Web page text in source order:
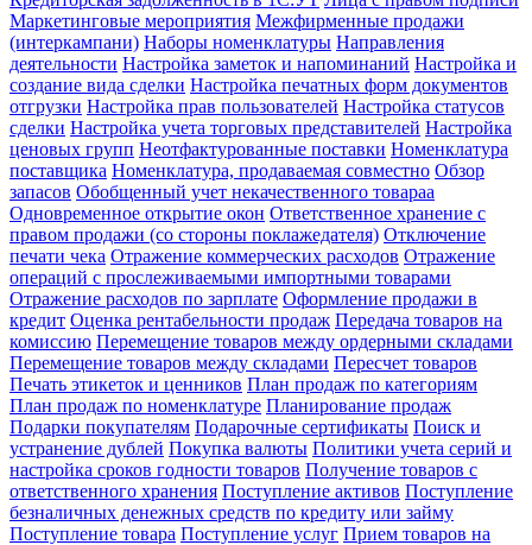
Маркетинговые мероприятия Межфирменные продажи
(интеркампани) Наборы номенклатуры Направления
деятельности Настройка заметок и напоминаний Настройка и
создание вида сделки Настройка печатных форм документов
отгрузки Настройка прав пользователей Настройка статусов
сделки Настройка учета торговых представителей Настройка
ценовых групп Неотфактурованные поставки Номенклатура
поставщика Номенклатура, продаваемая совместно Обзор
запасов Обобщенный учет некачественного товараа
Одновременное открытие окон Ответственное хранение с
правом продажи (со стороны поклажедателя) Отключение
печати чека Отражение коммерческих расходов Отражение
операций с прослеживаемыми импортными товарами
Отражение расходов по зарплате Оформление продажи в
кредит Оценка рентабельности продаж Передача товаров на
комиссию Перемещение товаров между ордерными складами
Перемещение товаров между складами Пересчет товаров
Печать этикеток и ценников План продаж по категориям
План продаж по номенклатуре Планирование продаж
Подарки покупателям Подарочные сертификаты Поиск и
устранение дублей Покупка валюты Политики учета серий и
настройка сроков годности товаров Получение товаров с
ответственного хранения Поступление активов Поступление
безналичных денежных средств по кредиту или займу
Поступление товара Поступление услуг Прием товаров на